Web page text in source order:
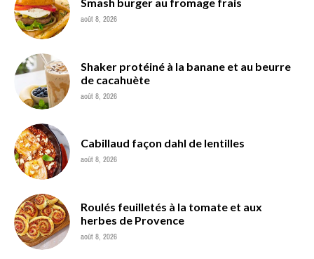
août 8, 2026
Shaker protéiné à la banane et au beurre
de cacahuète
août 8, 2026
Cabillaud façon dahl de lentilles
août 8, 2026
Roulés feuilletés à la tomate et aux
herbes de Provence
août 8, 2026